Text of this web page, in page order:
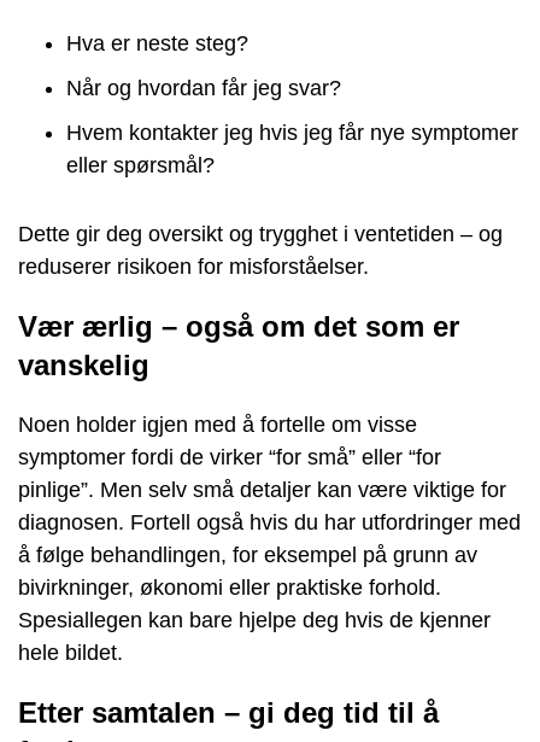
Hva er neste steg?
Når og hvordan får jeg svar?
Hvem kontakter jeg hvis jeg får nye symptomer
eller spørsmål?
Dette gir deg oversikt og trygghet i ventetiden – og
reduserer risikoen for misforståelser.
Vær ærlig – også om det som er
vanskelig
Noen holder igjen med å fortelle om visse
symptomer fordi de virker “for små” eller “for
pinlige”. Men selv små detaljer kan være viktige for
diagnosen. Fortell også hvis du har utfordringer med
å følge behandlingen, for eksempel på grunn av
bivirkninger, økonomi eller praktiske forhold.
Spesiallegen kan bare hjelpe deg hvis de kjenner
hele bildet.
Etter samtalen – gi deg tid til å